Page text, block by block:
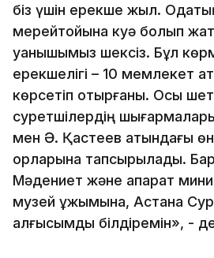
біз үшін ерекше жыл.
мерейтойына куә болып
қуанышымыз шексіз. Бұл
ерекшелігі – 10 мемлекет
көрсетіп отырғаны. Осы
суретшілердің
мен Ә. Қастеев атындағы
қорларына тапсырылады.
Мәдениет және ақпарат
музей ұжымына, Астана
алғысымды білдіремін», -